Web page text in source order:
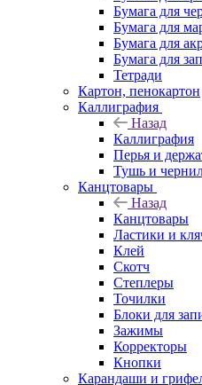
Бумага для
Бумага для
Бумага для
Бумага для
Тетради
Картон, пенокартон
Каллиграфия
Назад
Каллиграфия
Перья и
Тушь и
Канцтовары
Назад
Канцтовары
Ластики и
Клей
Скотч
Степлеры
Точилки
Блоки для
Зажимы
Корректоры
Кнопки
Карандаши и